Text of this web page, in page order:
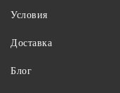
Условия
Доставка
Блог